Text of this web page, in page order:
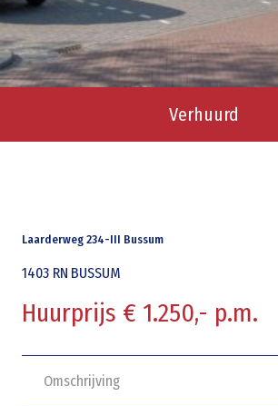
Verhuurd
Laarderweg 234-III Bussum
1403 RN BUSSUM
Huurprijs € 1.250,- p.m.
Omschrijving